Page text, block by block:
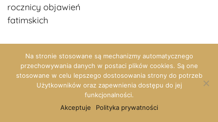
rocznicy objawień
fatimskich
Na stronie stosowane są mechanizmy automatycznego
przechowywania danych w postaci plików cookies. Są one
stosowane w celu lepszego dostosowania strony do potrzeb
Użytkowników oraz zapewnienia dostępu do jej
funkcjonalności.
Akceptuje
Polityka prywatności